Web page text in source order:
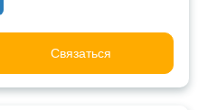
Связаться